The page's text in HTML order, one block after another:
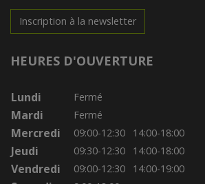
Inscription à la newsletter
HEURES D'OUVERTURE
Lundi Fermé
Mardi Fermé
Mercredi 09:00-12:30 14:00-18:00
Jeudi 09:30-12:30 14:00-18:00
Vendredi 09:00-12:30 14:00-19:00